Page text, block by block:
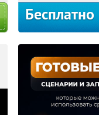
Бесплатно